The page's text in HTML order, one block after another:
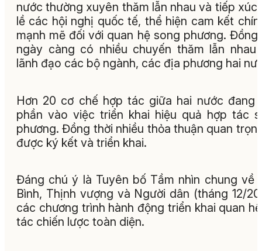
nước thường xuyên thăm lẫn nhau và tiếp xúc
lề các hội nghị quốc tế, thể hiện cam kết
mạnh mẽ đối với quan hệ song phương. Đồng
ngày càng có nhiều chuyến thăm lẫn nhau
lãnh đạo các bộ ngành, các địa phương hai
Hơn 20 cơ chế hợp tác giữa hai nước đang
phần vào việc triển khai hiệu quả hợp tác
phương. Đồng thời nhiều thỏa thuận quan
được ký kết và triển khai.
Đáng chú ý là Tuyên bố Tầm nhìn chung về
Bình, Thịnh vượng và Người dân (tháng 12/
các chương trình hành động triển khai quan
tác chiến lược toàn diện.